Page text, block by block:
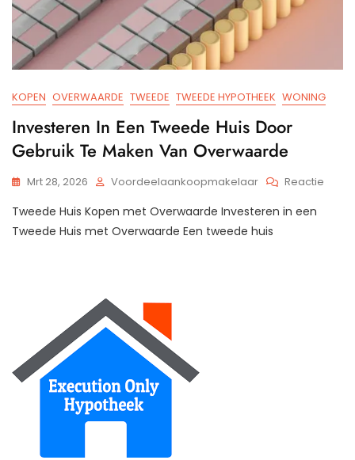
KOPEN OVERWAARDE TWEEDE TWEEDE HYPOTHEEK WONING
Investeren In Een Tweede Huis Door
Gebruik Te Maken Van Overwaarde
Mrt 28, 2026 Voordeelaankoopmakelaar Reactie
Tweede Huis Kopen met Overwaarde Investeren in een
Tweede Huis met Overwaarde Een tweede huis